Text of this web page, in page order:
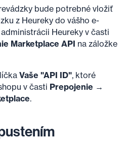
bude potrebné vložiť
z Heureky do vášho e-
Heureky v časti
Marketplace API na záložke
Vaše "API ID", ktoré
v časti Prepojenie →
.